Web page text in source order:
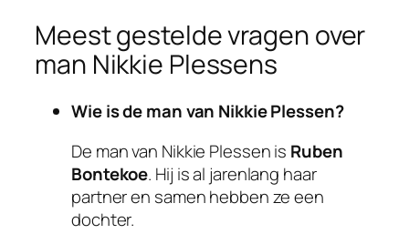
Meest gestelde vragen over
man Nikkie Plessens
Wie is de man van Nikkie Plessen?
De man van Nikkie Plessen is Ruben
Bontekoe. Hij is al jarenlang haar
partner en samen hebben ze een
dochter.